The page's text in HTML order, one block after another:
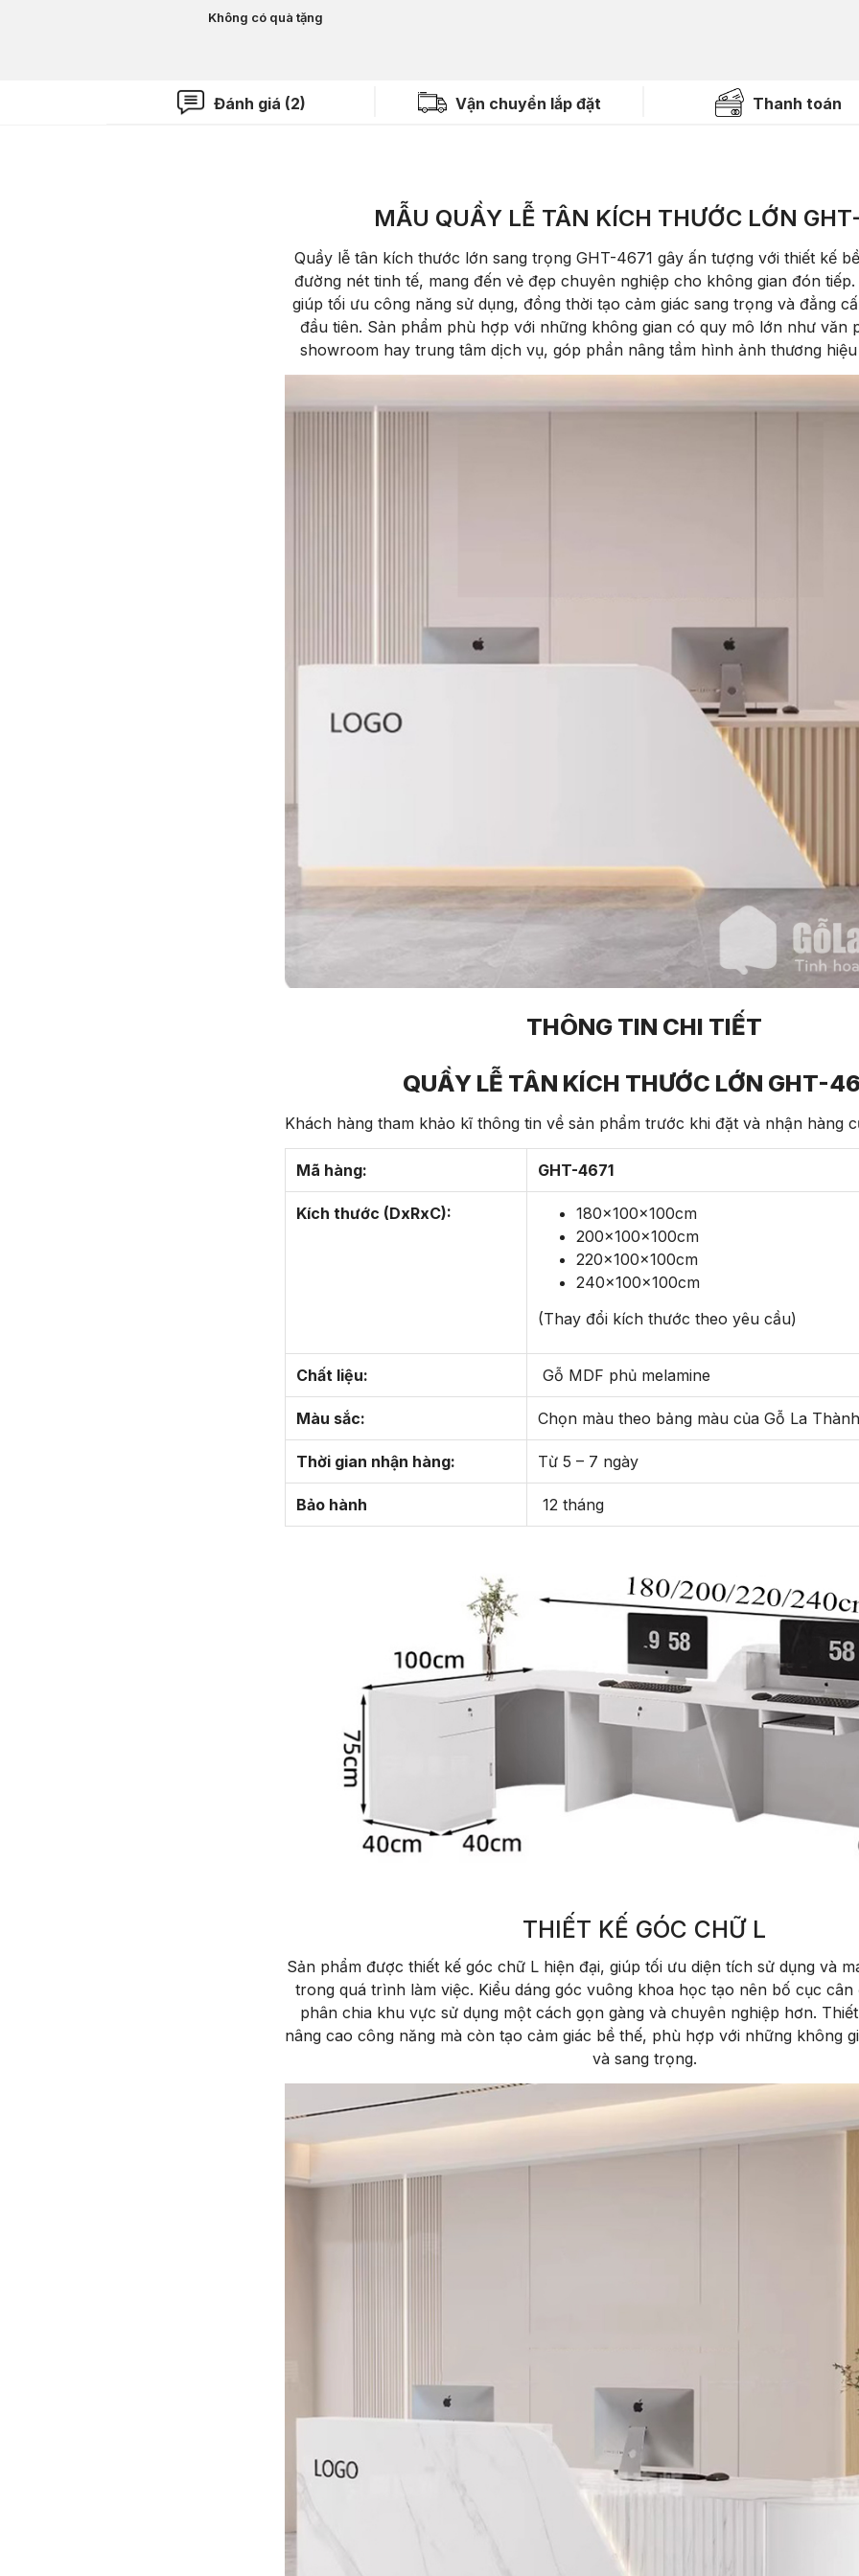
Không có quà tặng
Đánh giá (2) Vận chuyển lắp đặt Thanh toán
MẪU QUẦY LỄ TÂN KÍCH THƯỚC LỚN
Quầy lễ tân kích thước lớn sang trọng GHT-4671 gây ấn tượng với thiết kế
đường nét tinh tế, mang đến vẻ đẹp chuyên nghiệp cho không gian đón
giúp tối ưu công năng sử dụng, đồng thời tạo cảm giác sang trọng và đẳng
đầu tiên. Sản phẩm phù hợp với những không gian có quy mô lớn như văn
showroom hay trung tâm dịch vụ, góp phần nâng tầm hình ảnh thương
THÔNG TIN CHI TIẾT
QUẦY LỄ TÂN KÍCH THƯỚC LỚN GHT-
Khách hàng tham khảo kĩ thông tin về sản phẩm trước khi đặt và nhận hàng
Mã hàng: GHT-4671
Kích thước (DxRxC):
180x100x100cm
200x100x100cm
220x100x100cm
240x100x100cm
(Thay đổi kích thước theo yêu cầu)
Chất liệu: Gỗ MDF phủ melamine
Màu sắc: Chọn màu theo bảng màu của Gỗ La Thành
Thời gian nhận hàng: Từ 5 – 7 ngày
Bảo hành 12 tháng
THIẾT KẾ GÓC CHỮ L
Sản phẩm được thiết kế góc chữ L hiện đại, giúp tối ưu diện tích sử dụng và
trong quá trình làm việc. Kiểu dáng góc vuông khoa học tạo nên bố cục
phân chia khu vực sử dụng một cách gọn gàng và chuyên nghiệp hơn.
nâng cao công năng mà còn tạo cảm giác bề thế, phù hợp với những không
và sang trọng.